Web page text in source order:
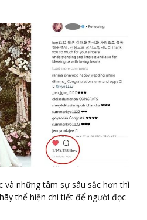
và những tâm sự sâu sắc hơn thì
thể hiện chi tiết để người đọc